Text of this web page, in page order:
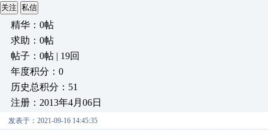
关注 私信
精华：0帖
求助：0帖
帖子：0帖 | 19回
年度积分：0
历史总积分：51
注册：2013年4月06日
发表于：2021-09-16 14:45:35